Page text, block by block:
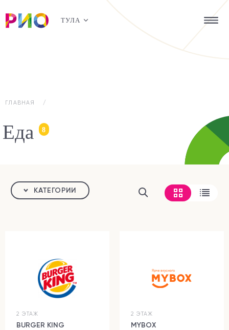
ТУЛА
ГЛАВНАЯ
Еда 8
КАТЕГОРИИ
2 ЭТАЖ
BURGER KING
2 ЭТАЖ
MYBOX